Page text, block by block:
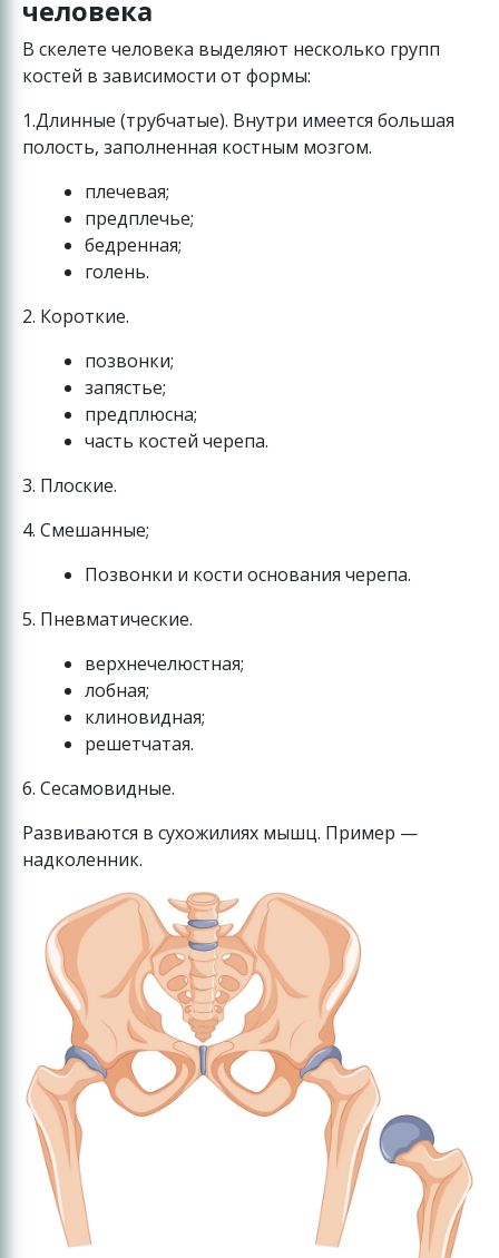
человека
В скелете человека выделяют несколько групп
костей в зависимости от формы:
1.Длинные (трубчатые). Внутри имеется большая
полость, заполненная костным мозгом.
плечевая;
предплечье;
бедренная;
голень.
2. Короткие.
позвонки;
запястье;
предплюсна;
часть костей черепа.
3. Плоские.
4. Смешанные;
Позвонки и кости основания черепа.
5. Пневматические.
верхнечелюстная;
лобная;
клиновидная;
решетчатая.
6. Сесамовидные.
Развиваются в сухожилиях мышц. Пример —
надколенник.